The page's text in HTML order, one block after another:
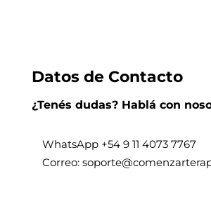
Datos de Contacto
¿Tenés dudas? Hablá con
WhatsApp +54 9 11 4073 7767
Correo: